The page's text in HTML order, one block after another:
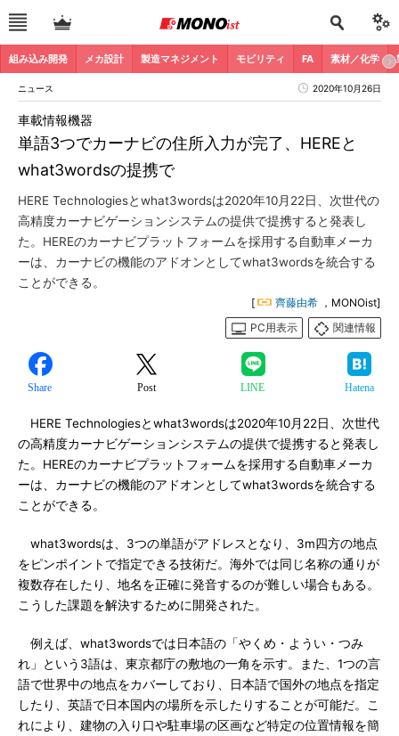
組み込み開発 メカ設計 製造マネジメント モビリティ FA 素材／化学
ニュース 2020年10月26日
単語3つでカーナビの住所入力が完了、HEREと
what3wordsの提携で
車載情報機器
HERE Technologiesとwhat3wordsは2020年10月22日、次世代の
高精度カーナビゲーションシステムの提供で提携すると発表し
た。HEREのカーナビプラットフォームを採用する自動車メーカ
ーは、カーナビの機能のアドオンとしてwhat3wordsを統合する
ことができる。
[ 齊藤由希 ，MONOist]
PC用表示
関連情報
Share Post LINE Hatena
HERE Technologiesとwhat3wordsは2020年10月22日、次世代
の高精度カーナビゲーションシステムの提供で提携すると発表し
た。HEREのカーナビプラットフォームを採用する自動車メーカ
ーは、カーナビの機能のアドオンとしてwhat3wordsを統合する
ことができる。
what3wordsは、3つの単語がアドレスとなり、3m四方の地点
をピンポイントで指定できる技術だ。海外では同じ名称の通りが
複数存在したり、地名を正確に発音するのが難しい場合もある。
こうした課題を解決するために開発された。
例えば、what3wordsでは日本語の「やくめ・ようい・つみ
れ」という3語は、東京都庁の敷地の一角を示す。また、1つの言
語で世界中の地点をカバーしており、日本語で国外の地点を指定
したり、英語で日本国内の場所を示したりすることが可能だ。こ
れにより、建物の入り口や駐車場の区画など特定の位置情報を簡